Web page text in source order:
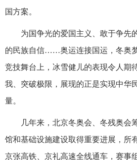
国方案。
为国争光的爱国主义、敢于争先
的民族自信……奥运连接国运，冬奥
竞技舞台上，冰雪健儿的表现令人期
我、突破极限，展现的正是实现中华
量。
几年来，北京冬奥会、冬残奥会
馆和基础设施建设取得重要进展，所
京张高铁、京礼高速全线通车，赛事